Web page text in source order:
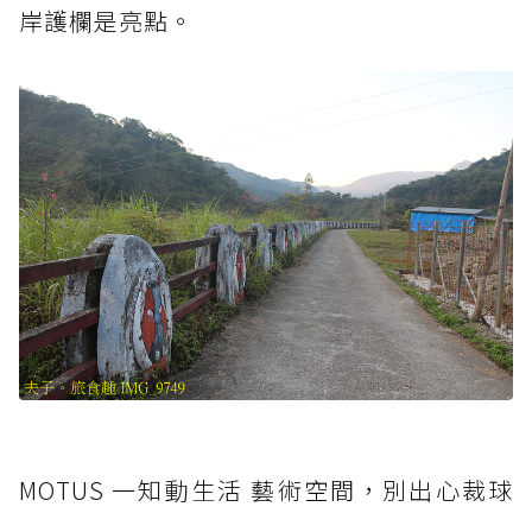
岸護欄是亮點。
MOTUS 一知動生活 藝術空間，別出心裁球